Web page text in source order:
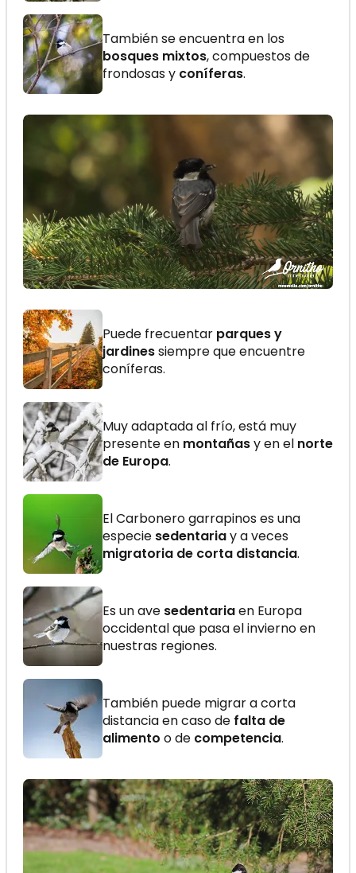
También se encuentra en los
bosques mixtos, compuestos de
frondosas y coníferas.
Puede frecuentar parques y
jardinessiempre que encuentre
coníferas.
Muy adaptada al frío, está muy
presente en montañasy en el norte
de Europa.
El Carbonero garrapinos es una
especie sedentariay a veces
migratoria de corta distancia.
Es un ave sedentariaen Europa
occidental que pasa el invierno en
nuestras regiones.
También puede migrar a corta
distancia en caso de falta de
alimento o de competencia.